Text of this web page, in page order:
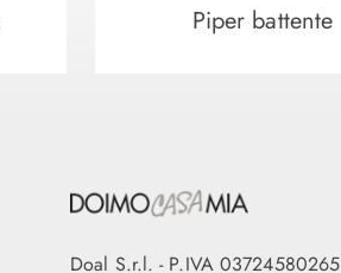
Piper battente
Doal S.r.l. - P.IVA 03724580265